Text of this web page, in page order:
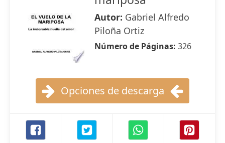
Autor: Gabriel Alfredo
Piloña Ortiz
Número de Páginas: 326
Opciones de descarga